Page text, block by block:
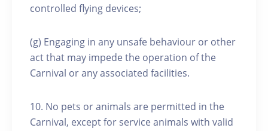
controlled flying devices;
(g) Engaging in any unsafe behaviour or other
act that may impede the operation of the
Carnival or any associated facilities.
10. No pets or animals are permitted in the
Carnival, except for service animals with valid